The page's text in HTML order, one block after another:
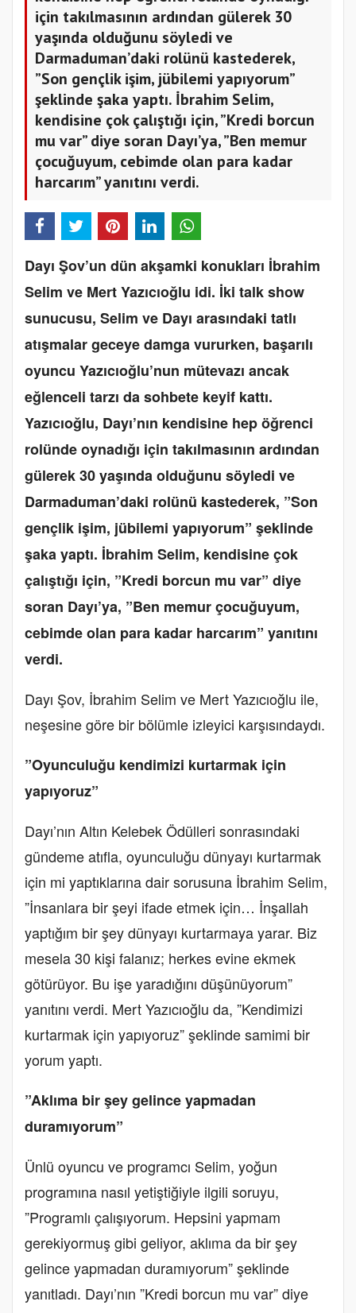
için takılmasının ardından gülerek 30
yaşında olduğunu söyledi ve
Darmaduman’daki rolünü kastederek,
”Son gençlik işim, jübilemi yapıyorum”
şeklinde şaka yaptı. İbrahim Selim,
kendisine çok çalıştığı için, ”Kredi borcun
mu var” diye soran Dayı’ya, ”Ben memur
çocuğuyum, cebimde olan para kadar
harcarım” yanıtını verdi.
Dayı Şov’un dün akşamki konukları İbrahim
Selim ve Mert Yazıcıoğlu idi. İki talk show
sunucusu, Selim ve Dayı arasındaki tatlı
atışmalar geceye damga vururken, başarılı
oyuncu Yazıcıoğlu’nun mütevazı ancak
eğlenceli tarzı da sohbete keyif kattı.
Yazıcıoğlu, Dayı’nın kendisine hep öğrenci
rolünde oynadığı için takılmasının ardından
gülerek 30 yaşında olduğunu söyledi ve
Darmaduman’daki rolünü kastederek, ”Son
gençlik işim, jübilemi yapıyorum” şeklinde
şaka yaptı. İbrahim Selim, kendisine çok
çalıştığı için, ”Kredi borcun mu var” diye
soran Dayı’ya, ”Ben memur çocuğuyum,
cebimde olan para kadar harcarım” yanıtını
verdi.
Dayı Şov, İbrahim Selim ve Mert Yazıcıoğlu ile,
neşesine göre bir bölümle izleyici karşısındaydı.
”Oyunculuğu kendimizi kurtarmak için
yapıyoruz”
Dayı’nın Altın Kelebek Ödülleri sonrasındaki
gündeme atıfla, oyunculuğu dünyayı kurtarmak
için mi yaptıklarına dair sorusuna İbrahim Selim,
”İnsanlara bir şeyi ifade etmek için… İnşallah
yaptığım bir şey dünyayı kurtarmaya yarar. Biz
mesela 30 kişi falanız; herkes evine ekmek
götürüyor. Bu işe yaradığını düşünüyorum”
yanıtını verdi. Mert Yazıcıoğlu da, ”Kendimizi
kurtarmak için yapıyoruz” şeklinde samimi bir
yorum yaptı.
”Aklıma bir şey gelince yapmadan
duramıyorum”
Ünlü oyuncu ve programcı Selim, yoğun
programına nasıl yetiştiğiyle ilgili soruyu,
”Programlı çalışıyorum. Hepsini yapmam
gerekiyormuş gibi geliyor, aklıma da bir şey
gelince yapmadan duramıyorum” şeklinde
yanıtladı. Dayı’nın ”Kredi borcun mu var” diye